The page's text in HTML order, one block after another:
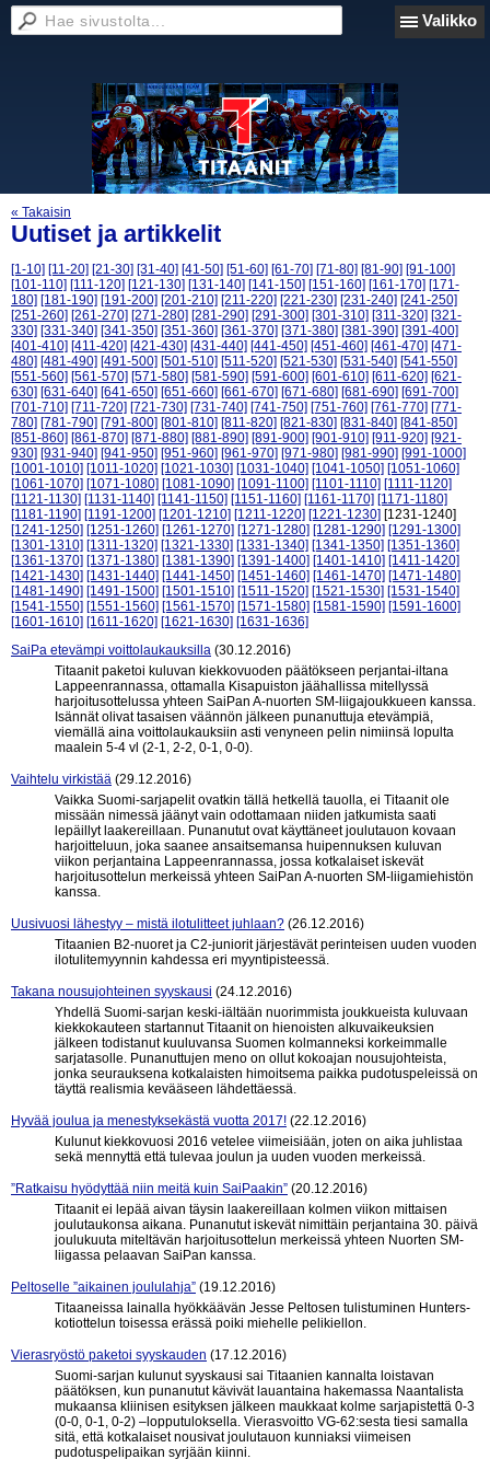
Valikko
« Takaisin
Uutiset ja artikkelit
[1-10] [11-20] [21-30] [31-40] [41-50] [51-60] [61-70] [71-80] [81-90] [91-100]
[101-110] [111-120] [121-130] [131-140] [141-150] [151-160] [161-170] [171-
180] [181-190] [191-200] [201-210] [211-220] [221-230] [231-240] [241-250]
[251-260] [261-270] [271-280] [281-290] [291-300] [301-310] [311-320] [321-
330] [331-340] [341-350] [351-360] [361-370] [371-380] [381-390] [391-400]
[401-410] [411-420] [421-430] [431-440] [441-450] [451-460] [461-470] [471-
480] [481-490] [491-500] [501-510] [511-520] [521-530] [531-540] [541-550]
[551-560] [561-570] [571-580] [581-590] [591-600] [601-610] [611-620] [621-
630] [631-640] [641-650] [651-660] [661-670] [671-680] [681-690] [691-700]
[701-710] [711-720] [721-730] [731-740] [741-750] [751-760] [761-770] [771-
780] [781-790] [791-800] [801-810] [811-820] [821-830] [831-840] [841-850]
[851-860] [861-870] [871-880] [881-890] [891-900] [901-910] [911-920] [921-
930] [931-940] [941-950] [951-960] [961-970] [971-980] [981-990] [991-1000]
[1001-1010] [1011-1020] [1021-1030] [1031-1040] [1041-1050] [1051-1060]
[1061-1070] [1071-1080] [1081-1090] [1091-1100] [1101-1110] [1111-1120]
[1121-1130] [1131-1140] [1141-1150] [1151-1160] [1161-1170] [1171-1180]
[1181-1190] [1191-1200] [1201-1210] [1211-1220] [1221-1230] [1231-1240]
[1241-1250] [1251-1260] [1261-1270] [1271-1280] [1281-1290] [1291-1300]
[1301-1310] [1311-1320] [1321-1330] [1331-1340] [1341-1350] [1351-1360]
[1361-1370] [1371-1380] [1381-1390] [1391-1400] [1401-1410] [1411-1420]
[1421-1430] [1431-1440] [1441-1450] [1451-1460] [1461-1470] [1471-1480]
[1481-1490] [1491-1500] [1501-1510] [1511-1520] [1521-1530] [1531-1540]
[1541-1550] [1551-1560] [1561-1570] [1571-1580] [1581-1590] [1591-1600]
[1601-1610] [1611-1620] [1621-1630] [1631-1636]
SaiPa etevämpi voittolaukauksilla (30.12.2016)
Titaanit paketoi kuluvan kiekkovuoden päätökseen perjantai-iltana
Lappeenrannassa, ottamalla Kisapuiston jäähallissa mitellyssä
harjoitusottelussa yhteen SaiPan A-nuorten SM-liigajoukkueen kanssa.
Isännät olivat tasaisen väännön jälkeen punanuttuja etevämpiä,
viemällä aina voittolaukauksiin asti venyneen pelin nimiinsä lopulta
maalein 5-4 vl (2-1, 2-2, 0-1, 0-0).
Vaihtelu virkistää (29.12.2016)
Vaikka Suomi-sarjapelit ovatkin tällä hetkellä tauolla, ei Titaanit ole
missään nimessä jäänyt vain odottamaan niiden jatkumista saati
lepäillyt laakereillaan. Punanutut ovat käyttäneet joulutauon kovaan
harjoitteluun, joka saanee ansaitsemansa huipennuksen kuluvan
viikon perjantaina Lappeenrannassa, jossa kotkalaiset iskevät
harjoitusottelun merkeissä yhteen SaiPan A-nuorten SM-liigamiehistön
kanssa.
Uusivuosi lähestyy – mistä ilotulitteet juhlaan? (26.12.2016)
Titaanien B2-nuoret ja C2-juniorit järjestävät perinteisen uuden vuoden
ilotulitemyynnin kahdessa eri myyntipisteessä.
Takana nousujohteinen syyskausi (24.12.2016)
Yhdellä Suomi-sarjan keski-iältään nuorimmista joukkueista kuluvaan
kiekkokauteen startannut Titaanit on hienoisten alkuvaikeuksien
jälkeen todistanut kuuluvansa Suomen kolmanneksi korkeimmalle
sarjatasolle. Punanuttujen meno on ollut kokoajan nousujohteista,
jonka seurauksena kotkalaisten himoitsema paikka pudotuspeleissä on
täyttä realismia kevääseen lähdettäessä.
Hyvää joulua ja menestyksekästä vuotta 2017! (22.12.2016)
Kulunut kiekkovuosi 2016 vetelee viimeisiään, joten on aika juhlistaa
sekä mennyttä että tulevaa joulun ja uuden vuoden merkeissä.
”Ratkaisu hyödyttää niin meitä kuin SaiPaakin” (20.12.2016)
Titaanit ei lepää aivan täysin laakereillaan kolmen viikon mittaisen
joulutaukonsa aikana. Punanutut iskevät nimittäin perjantaina 30. päivä
joulukuuta miteltävän harjoitusottelun merkeissä yhteen Nuorten SM-
liigassa pelaavan SaiPan kanssa.
Peltoselle ”aikainen joululahja” (19.12.2016)
Titaaneissa lainalla hyökkäävän Jesse Peltosen tulistuminen Hunters-
kotiottelun toisessa erässä poiki miehelle pelikiellon.
Vierasryöstö paketoi syyskauden (17.12.2016)
Suomi-sarjan kulunut syyskausi sai Titaanien kannalta loistavan
päätöksen, kun punanutut kävivät lauantaina hakemassa Naantalista
mukaansa kliinisen esityksen jälkeen maukkaat kolme sarjapistettä 0-3
(0-0, 0-1, 0-2) –lopputuloksella. Vierasvoitto VG-62:sesta tiesi samalla
sitä, että kotkalaiset nousivat joulutauon kunniaksi viimeisen
pudotuspelipaikan syrjään kiinni.